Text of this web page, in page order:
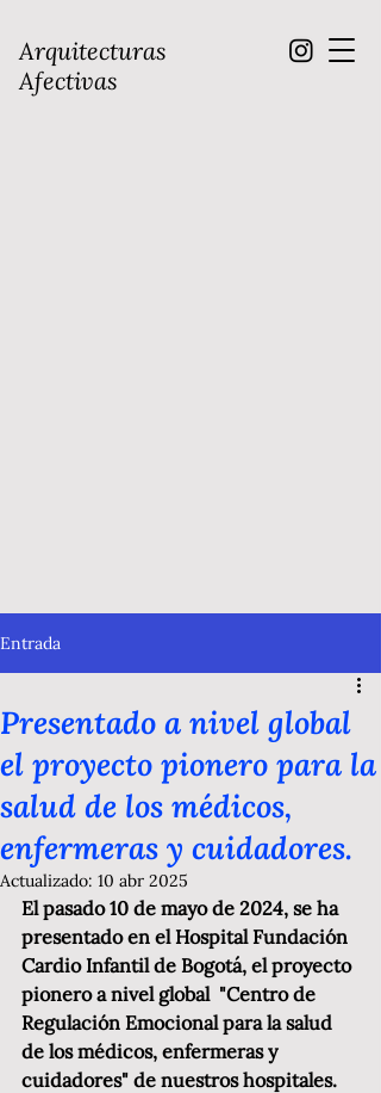
Arquitecturas
Afectivas
Entrada
Presentado a nivel global
el proyecto pionero para la
salud de los médicos,
enfermeras y cuidadores.
Actualizado: 10 abr 2025
El pasado 10 de mayo de 2024, se ha
presentado en el Hospital Fundación
Cardio Infantil de Bogotá, el proyecto
pionero a nivel global  "Centro de
Regulación Emocional para la salud
de los médicos, enfermeras y
cuidadores" de nuestros hospitales.